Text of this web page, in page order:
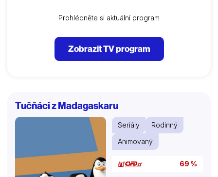
Prohlédněte si aktuální program
Zobrazit TV program
Tučňáci z Madagaskaru
Seriály
Rodinný
Animovaný
69 %